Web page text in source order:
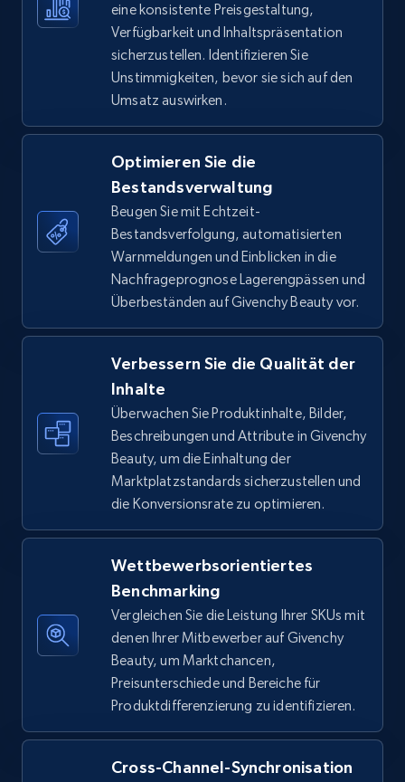
TikTok Shop - Collect TikTok shop products
by keywords search
URL, Title, Available, Description, Currency, Initial
price, Final price, Discount percent, and more.
TikTok Shop - discover records by shop url
URL, Title, Available, Description, Currency, Initial
price, Final price, Discount percent, and more.
5.4K+ 667+ Jetzt anfangen
Amazon sellers info
Seller id, URL, Seller name, Description, Detailed
info, Stars, Feedbacks, Return policy, and more.
URL, Product id, Title, Seller name, Seller rating,
Seller reviews, Breadcrumbs, Root category, and
eine konsistente Preisgestaltung,
Verfügbarkeit und Inhaltspräsentation
sicherzustellen. Identifizieren Sie
Unstimmigkeiten, bevor sie sich auf den
Umsatz auswirken.
Optimieren Sie die
Bestandsverwaltung
Beugen Sie mit Echtzeit-
Bestandsverfolgung, automatisierten
Warnmeldungen und Einblicken in die
Nachfrageprognose Lagerengpässen und
Überbeständen auf Givenchy Beauty vor.
Verbessern Sie die Qualität der
Inhalte
Überwachen Sie Produktinhalte, Bilder,
Beschreibungen und Attribute in Givenchy
Beauty, um die Einhaltung der
Marktplatzstandards sicherzustellen und
die Konversionsrate zu optimieren.
Wettbewerbsorientiertes
Benchmarking
Vergleichen Sie die Leistung Ihrer SKUs mit
denen Ihrer Mitbewerber auf Givenchy
Beauty, um Marktchancen,
Preisunterschiede und Bereiche für
Produktdifferenzierung zu identifizieren.
Cross-Channel-Synchronisation